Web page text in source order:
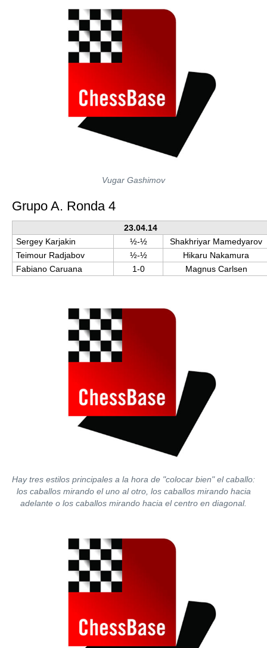
Vugar Gashimov
Grupo A. Ronda 4
23.04.14
Sergey Karjakin
½-½
Shakhriyar Mamedyarov
Teimour Radjabov
½-½
Hikaru Nakamura
Fabiano Caruana
1-0 Magnus Carlsen
Hay tres estilos principales a la hora de "colocar bien" el caballo:
los caballos mirando el uno al otro, los caballos mirando hacia
adelante o los caballos mirando hacia el centro en diagonal.